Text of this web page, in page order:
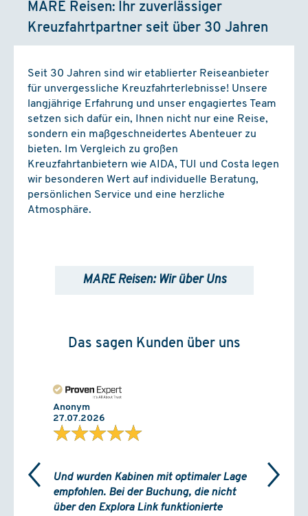
MARE Reisen: Ihr zuverlässiger
Kreuzfahrtpartner seit über 30 Jahren
Seit 30 Jahren sind wir etablierter Reiseanbieter
für unvergessliche Kreuzfahrterlebnisse! Unsere
langjährige Erfahrung und unser engagiertes Team
setzen sich dafür ein, Ihnen nicht nur eine Reise,
sondern ein maßgeschneidertes Abenteuer zu
bieten. Im Vergleich zu großen
Kreuzfahrtanbietern wie AIDA, TUI und Costa legen
wir besonderen Wert auf individuelle Beratung,
persönlichen Service und eine herzliche
Atmosphäre.
MARE Reisen: Wir über Uns
Das sagen Kunden über uns
Anonym
27.07.2026
★★★★★
Und wurden Kabinen mit optimaler Lage
empfohlen. Bei der Buchung, die nicht
über den Explora Link funktionierte